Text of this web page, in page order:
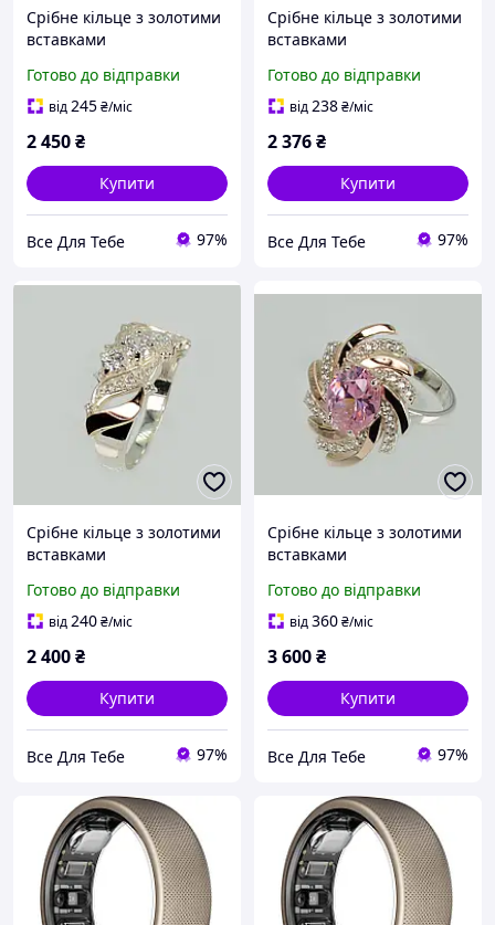
Срібне кільце з золотими
вставками
Готово до відправки
від245₴/міс
2 450₴
Купити
Все Для Тебе 97%
Срібне кільце з золотими
вставками
Готово до відправки
від238₴/міс
2 376₴
Купити
Все Для Тебе 97%
Срібне кільце з золотими
вставками
Готово до відправки
від240₴/міс
2 400₴
Купити
Все Для Тебе 97%
Срібне кільце з золотими
вставками
Готово до відправки
від360₴/міс
3 600₴
Купити
Все Для Тебе 97%